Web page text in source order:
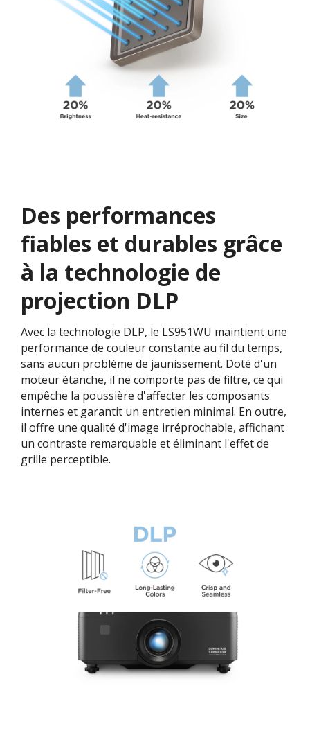
Des performances
fiables et durables grâce
à la technologie de
projection DLP
Avec la technologie DLP, le LS951WU maintient une
performance de couleur constante au fil du temps,
sans aucun problème de jaunissement. Doté d'un
moteur étanche, il ne comporte pas de filtre, ce qui
empêche la poussière d'affecter les composants
internes et garantit un entretien minimal. En outre,
il offre une qualité d'image irréprochable, affichant
un contraste remarquable et éliminant l'effet de
grille perceptible.